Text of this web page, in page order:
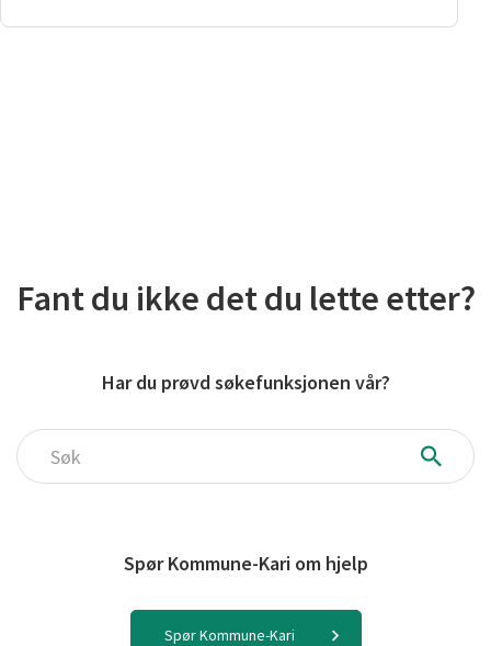
Fant du ikke det du lette etter?
Har du prøvd søkefunksjonen vår?
Søk
Spør Kommune-Kari om hjelp
Spør Kommune-Kari